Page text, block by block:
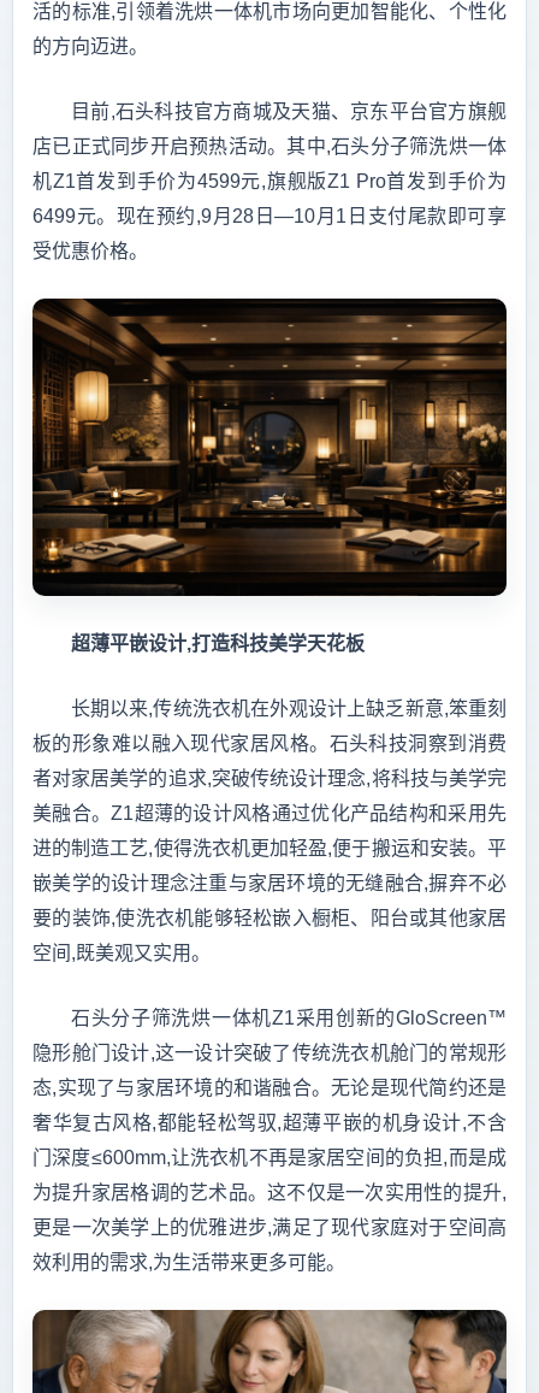
活的标准,引领着洗烘一体机市场向更加智能化、个性化
的方向迈进。
目前,石头科技官方商城及天猫、京东平台官方旗舰
店已正式同步开启预热活动。其中,石头分子筛洗烘一体
机Z1首发到手价为4599元,旗舰版Z1 Pro首发到手价为
6499元。现在预约,9月28日—10月1日支付尾款即可享
受优惠价格。
超薄平嵌设计,打造科技美学天花板
长期以来,传统洗衣机在外观设计上缺乏新意,笨重刻
板的形象难以融入现代家居风格。石头科技洞察到消费
者对家居美学的追求,突破传统设计理念,将科技与美学完
美融合。Z1超薄的设计风格通过优化产品结构和采用先
进的制造工艺,使得洗衣机更加轻盈,便于搬运和安装。平
嵌美学的设计理念注重与家居环境的无缝融合,摒弃不必
要的装饰,使洗衣机能够轻松嵌入橱柜、阳台或其他家居
空间,既美观又实用。
石头分子筛洗烘一体机Z1采用创新的GloScreen™
隐形舱门设计,这一设计突破了传统洗衣机舱门的常规形
态,实现了与家居环境的和谐融合。无论是现代简约还是
奢华复古风格,都能轻松驾驭,超薄平嵌的机身设计,不含
门深度≤600mm,让洗衣机不再是家居空间的负担,而是成
为提升家居格调的艺术品。这不仅是一次实用性的提升,
更是一次美学上的优雅进步,满足了现代家庭对于空间高
效利用的需求,为生活带来更多可能。